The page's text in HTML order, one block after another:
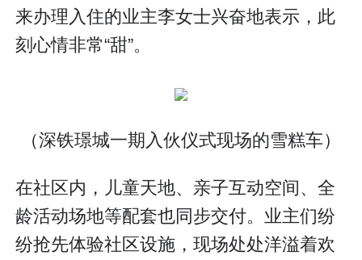
来办理入住的业主李女士兴奋地表示，此
刻心情非常“甜”。
（深铁璟城一期入伙仪式现场的雪糕车）
在社区内，儿童天地、亲子互动空间、全
龄活动场地等配套也同步交付。业主们纷
纷抢先体验社区设施，现场处处洋溢着欢